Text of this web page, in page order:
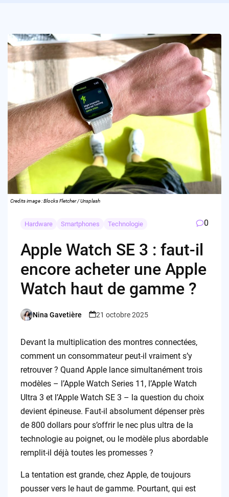
Credits image : Blocks Fletcher / Unsplash
Hardware Smartphones Technologie 0
Apple Watch SE 3 : faut-il
encore acheter une Apple
Watch haut de gamme ?
Posted
Nina Gavetière 21 octobre 2025
Devant la multiplication des montres connectées,
comment un consommateur peut-il vraiment s’y
retrouver ? Quand Apple lance simultanément trois
modèles – l’Apple Watch Series 11, l’Apple Watch
Ultra 3 et l’Apple Watch SE 3 – la question du choix
devient épineuse. Faut-il absolument dépenser près
de 800 dollars pour s’offrir le nec plus ultra de la
technologie au poignet, ou le modèle plus abordable
remplit-il déjà toutes les promesses ?
La tentation est grande, chez Apple, de toujours
pousser vers le haut de gamme. Pourtant, qui est